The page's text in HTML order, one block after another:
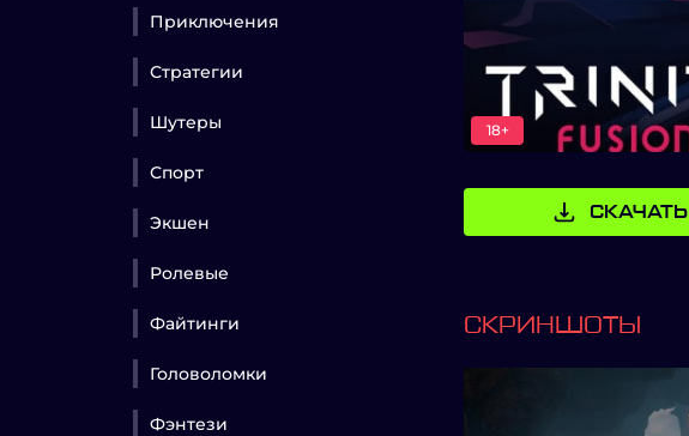
Приключения
Стратегии
Шутеры
Спорт
Экшен
Ролевые
Файтинги
Головоломки
Фэнтези
18+
СКАЧАТЬ
СКРИНШОТЫ